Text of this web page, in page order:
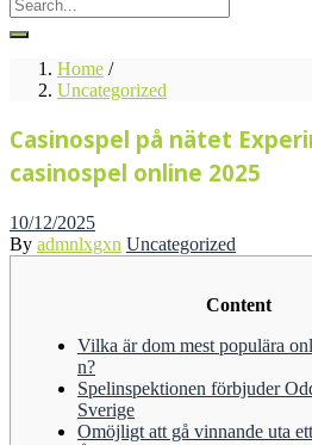
Home /
Uncategorized
Casinospel på nätet
casinospel online 2025
Posted
on
10/12/2025
By admnlxgxn Uncategorized
Content
Vilka är dom mest populära
n?
Spelinspektionen förbjuder
Sverige
Omöjligt att gå vinnande uta